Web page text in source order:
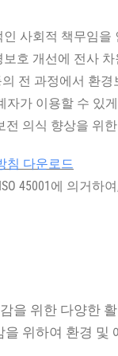
사회적 책무임
호 개선에 전사
전 과정에서 환
자가 이용할 수 있
전 의식 향상을 위
침 다운로드
45001에 의거하
을 위한 다양한
을 위하여 환경